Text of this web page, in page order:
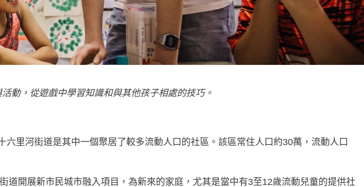
動，從遊戲中學習知識和與其他孩子相處的技巧。
里河街道是其中一個聚居了較多流動人口的社區。該區常住人口約30萬，流動人口
開展新市民城市融入項目，為新來的家庭，尤其是當中有3至12歲流動兒童的提供社